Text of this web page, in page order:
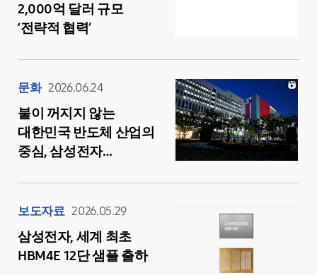
2,000억 달러 규모
‘전략적 협력’
문화 2026.06.24
불이 꺼지지 않는
대한민국 반도체 산업의
중심, 삼성전자
보도자료 2026.05.29
삼성전자, 세계 최초
HBM4E 12단 샘플 출하